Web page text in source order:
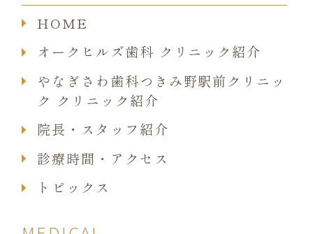
HOME
オークヒルズ歯科 クリニック紹介
やなぎさわ歯科つきみ野駅前クリニッ
ク クリニック紹介
院長・スタッフ紹介
診療時間・アクセス
トピックス